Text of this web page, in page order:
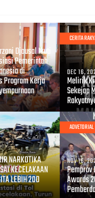
Djausal Ikuti
Pemerintah
di
Program Kerja
CERITA
DEC 16,
Melirik
Sekejap
NARKOTIKA
KECELAKAAN
LEBIH 200
ADVETORIAL
NOV 16,
Pemprov
Awards